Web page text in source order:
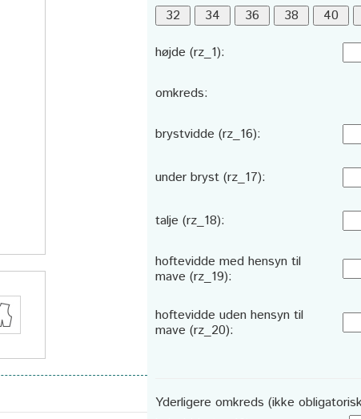
højde (rz_1):
omkreds:
brystvidde (rz_16):
under bryst (rz_17):
talje (rz_18):
hoftevidde med hensyn til
mave (rz_19):
hoftevidde uden hensyn til
mave (rz_20):
Yderligere omkreds (ikke